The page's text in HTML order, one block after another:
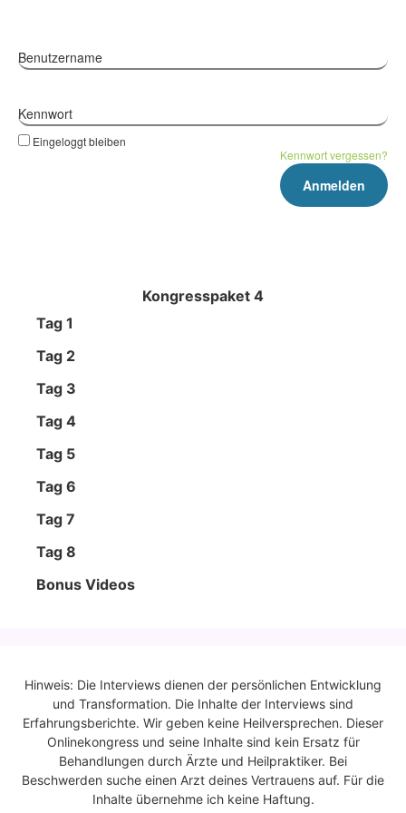
Kongresspaket 4
Tag 1
Tag 2
Tag 3
Tag 4
Tag 5
Tag 6
Tag 7
Tag 8
Bonus Vide­os
Benutzername
Kennwort
Eingeloggt bleiben
Kennwort vergessen?
Hinweis: Die Interviews dienen der persönlichen Entwicklung
und Transformation. Die Inhalte der Interviews sind
Erfahrungsberichte. Wir geben keine Heilversprechen. Dieser
Onlinekongress und seine Inhalte sind kein Ersatz für
Behandlungen durch Ärzte und Heilpraktiker. Bei
Beschwerden suche einen Arzt deines Vertrauens auf. Für die
Inhalte übernehme ich keine Haftung.